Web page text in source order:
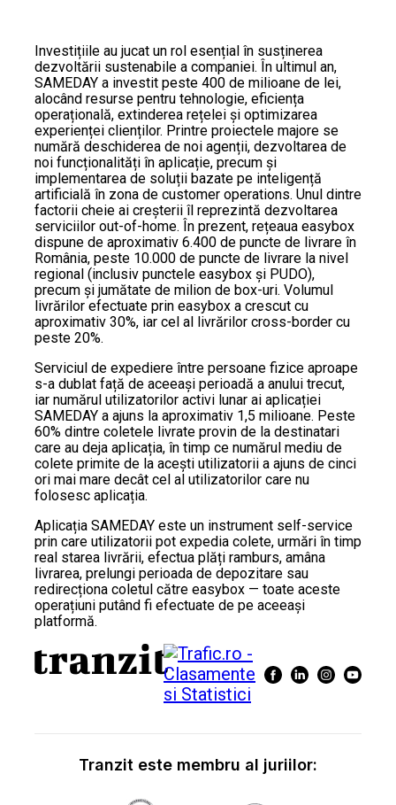
Investițiile au jucat un rol esențial în susținerea
dezvoltării sustenabile a companiei. În ultimul an,
SAMEDAY a investit peste 400 de milioane de lei,
alocând resurse pentru tehnologie, eficiența
operațională, extinderea rețelei și optimizarea
experienței clienților. Printre proiectele majore se
numără deschiderea de noi agenții, dezvoltarea de
noi funcționalități în aplicație, precum și
implementarea de soluții bazate pe inteligență
artificială în zona de customer operations. Unul dintre
factorii cheie ai creșterii îl reprezintă dezvoltarea
serviciilor out-of-home. În prezent, rețeaua easybox
dispune de aproximativ 6.400 de puncte de livrare în
România, peste 10.000 de puncte de livrare la nivel
regional (inclusiv punctele easybox și PUDO),
precum și jumătate de milion de box-uri. Volumul
livrărilor efectuate prin easybox a crescut cu
aproximativ 30%, iar cel al livrărilor cross-border cu
peste 20%.
Serviciul de expediere între persoane fizice aproape
s-a dublat față de aceeași perioadă a anului trecut,
iar numărul utilizatorilor activi lunar ai aplicației
SAMEDAY a ajuns la aproximativ 1,5 milioane. Peste
60% dintre coletele livrate provin de la destinatari
care au deja aplicația, în timp ce numărul mediu de
colete primite de la acești utilizatorii a ajuns de cinci
ori mai mare decât cel al utilizatorilor care nu
folosesc aplicația.
Aplicația SAMEDAY este un instrument self-service
prin care utilizatorii pot expedia colete, urmări în timp
real starea livrării, efectua plăți ramburs, amâna
livrarea, prelungi perioada de depozitare sau
redirecționa coletul către easybox — toate aceste
operațiuni putând fi efectuate de pe aceeași
platformă.
Tranzit este membru al juriilor: